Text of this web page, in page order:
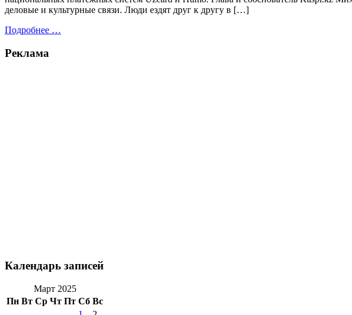
деловые и культурные связи. Люди ездят друг к другу в […]
Подробнее …
Реклама
Календарь записей
Март 2025
Пн Вт Ср Чт Пт Сб Вс